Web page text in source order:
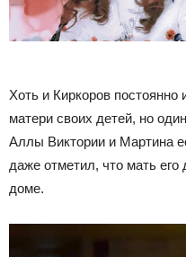
Хоть и Киркоров постоянно
матери своих детей, но
Аллы Виктории и Мартина
даже отметил, что мать
доме.